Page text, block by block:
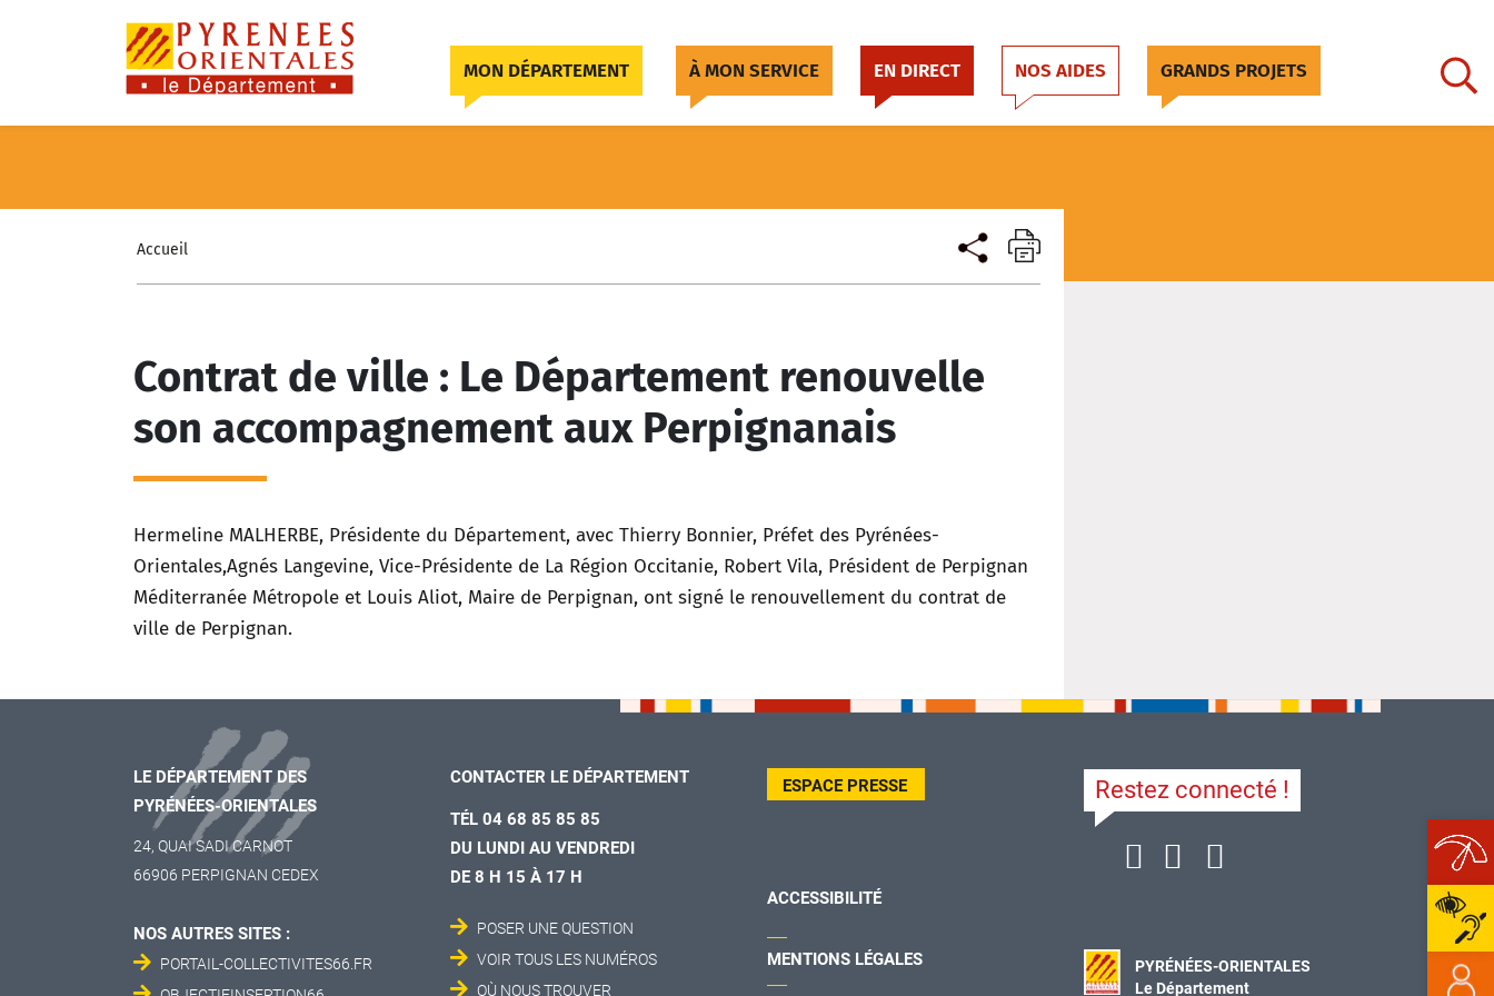
MON DÉPARTEMENT À MON SERVICE EN DIRECT NOS AIDES GRANDS PROJETS
Accueil
Contrat de ville : Le Département renouvelle
son accompagnement aux Perpignanais
Hermeline MALHERBE, Présidente du Département, avec Thierry Bonnier, Préfet des Pyrénées-
Orientales,Agnés Langevine, Vice-Présidente de La Région Occitanie, Robert Vila, Président de Perpignan
Méditerranée Métropole et Louis Aliot, Maire de Perpignan, ont signé le renouvellement du contrat de
ville de Perpignan.
LE DÉPARTEMENT DES
PYRÉNÉES-ORIENTALES
24, QUAI SADI CARNOT
66906 PERPIGNAN CEDEX
NOS AUTRES SITES :
PORTAIL-COLLECTIVITES66.FR
CONTACTER LE DÉPARTEMENT
TÉL 04 68 85 85 85
DU LUNDI AU VENDREDI
DE 8 H 15 À 17 H
POSER UNE QUESTION
VOIR TOUS LES NUMÉROS
OÙ NOUS TROUVER
ESPACE PRESSE
ACCESSIBILITÉ
MENTIONS LÉGALES
Restez connecté !
PYRÉNÉES-ORIENTALES
Le Département